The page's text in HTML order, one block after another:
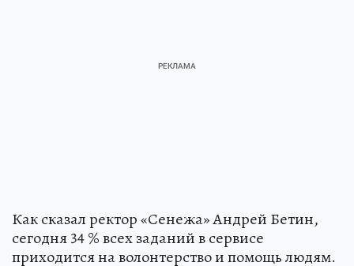
Как сказал ректор «Сенежа» Андрей Бетин,
сегодня 34 % всех заданий в сервисе
приходится на волонтерство и помощь людям.